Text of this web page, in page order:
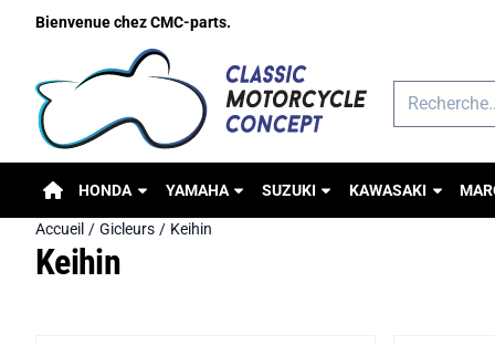
Préférences de cookies disponibles. Choisissez les paramètres
Bienvenue chez CMC-parts.
Rechercher
HONDA YAMAHA SUZUKI KAWASAKI
Accueil / Gicleurs / Keihin
Keihin